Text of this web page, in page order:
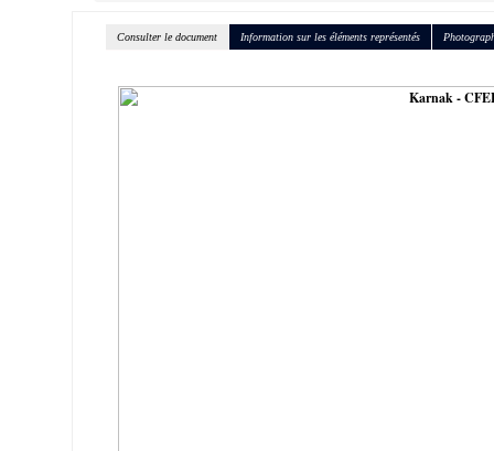
Consulter le document Information sur les éléments représentés